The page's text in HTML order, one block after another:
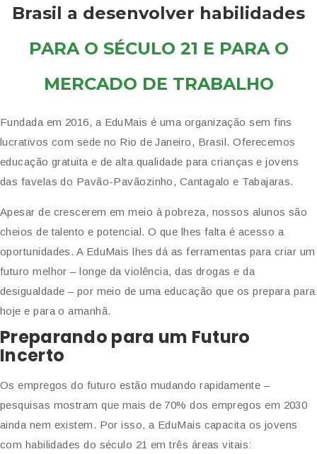
Brasil a desenvolver habilidades
PARA O SÉCULO 21 E PARA O
MERCADO DE TRABALHO
Fundada em 2016, a EduMais é uma organização sem fins
lucrativos com sede no Rio de Janeiro, Brasil. Oferecemos
educação gratuita e de alta qualidade para crianças e jovens
das favelas do Pavão-Pavãozinho, Cantagalo e Tabajaras.
Apesar de crescerem em meio à pobreza, nossos alunos são
cheios de talento e potencial. O que lhes falta é acesso a
oportunidades. A EduMais lhes dá as ferramentas para criar um
futuro melhor – longe da violência, das drogas e da
desigualdade – por meio de uma educação que os prepara para
hoje e para o amanhã.
Preparando para um Futuro
Incerto
Os empregos do futuro estão mudando rapidamente –
pesquisas mostram que mais de 70% dos empregos em 2030
ainda nem existem. Por isso, a EduMais capacita os jovens
com habilidades do século 21 em três áreas vitais: